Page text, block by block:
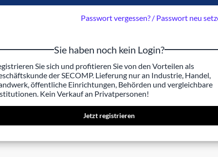
Passwort vergessen? / Passwort neu
Sie haben noch kein Login?
Sie sich und profitieren Sie von den Vorteilen als
der SECOMP. Lieferung nur an Industrie, Handel,
öffentliche Einrichtungen, Behörden und vergleichbare
Kein Verkauf an Privatpersonen!
Jetzt registrieren